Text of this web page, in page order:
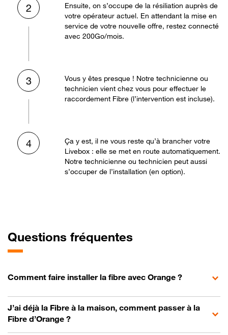
2
Ensuite, on s’occupe de la résiliation auprès de
votre opérateur actuel. En attendant la mise en
service de votre nouvelle offre, restez connecté
avec 200Go/mois.
3
Vous y êtes presque ! Notre technicienne ou
technicien vient chez vous pour effectuer le
raccordement Fibre (l’intervention est incluse).
4
Ça y est, il ne vous reste qu’à brancher votre
Livebox : elle se met en route automatiquement.
Notre technicienne ou technicien peut aussi
s’occuper de l’installation (en option).
Questions fréquentes
Comment faire installer la fibre avec Orange ?
J’ai déjà la Fibre à la maison, comment passer à la
Fibre d’Orange ?